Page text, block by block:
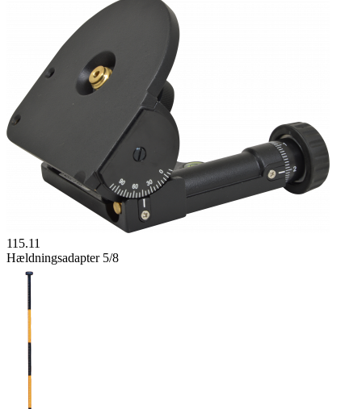
115.11
Hældningsadapter 5/8